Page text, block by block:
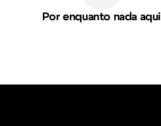
Por enquanto nada aqui